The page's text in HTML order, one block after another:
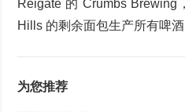
Reigate 的 Crumbs
Hills 的剩余面包生产所有啤酒
为您推荐